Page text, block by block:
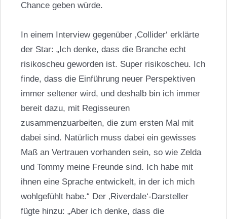
Chance geben würde.
In einem Interview gegenüber ‚Collider‘ erklärte
der Star: „Ich denke, dass die Branche echt
risikoscheu geworden ist. Super risikoscheu. Ich
finde, dass die Einführung neuer Perspektiven
immer seltener wird, und deshalb bin ich immer
bereit dazu, mit Regisseuren
zusammenzuarbeiten, die zum ersten Mal mit
dabei sind. Natürlich muss dabei ein gewisses
Maß an Vertrauen vorhanden sein, so wie Zelda
und Tommy meine Freunde sind. Ich habe mit
ihnen eine Sprache entwickelt, in der ich mich
wohlgefühlt habe.“ Der ‚Riverdale‘-Darsteller
fügte hinzu: „Aber ich denke, dass die